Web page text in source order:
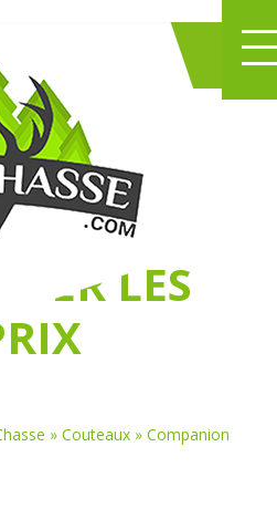
PLUS
LES
» Couteaux » Companion